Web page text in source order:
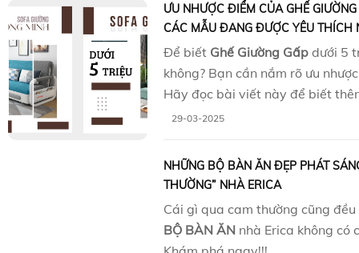
ƯU NHƯỢC ĐIỂM CỦA GHẾ
CÁC MẪU ĐANG ĐƯỢC YÊU THÍCH
Để biết Ghế Giường Gấpdưới 5
không? Bạn cần nắm rõ ưu
Hãy đọc bài viết này để biết
29-03-2025
NHỮNG BỘ BÀN ĂN ĐẸP PHÁT
THƯỜNG” NHÀ ERICA
Cái gì qua cam thường cũng
BỘ BÀN ĂN nhà Erica không có